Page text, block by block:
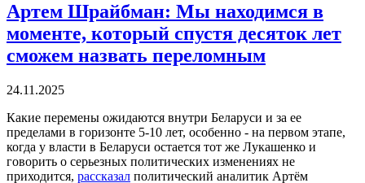
Артем Шрайбман: Мы находимся в
моменте, который спустя десяток лет
сможем назвать переломным
24.11.2025
Какие перемены ожидаются внутри Беларуси и за ее
пределами в горизонте 5-10 лет, особенно - на первом этапе,
когда у власти в Беларуси остается тот же Лукашенко и
говорить о серьезных политических изменениях не
приходится, рассказал политический аналитик Артём